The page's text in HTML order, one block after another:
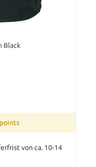
Black
von ca. 10-14